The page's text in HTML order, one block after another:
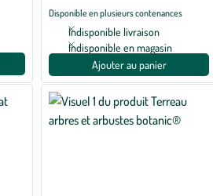
9
Disponible en plusieurs contenances
Indisponible livraison
Indisponible en magasin
Ajouter au panier